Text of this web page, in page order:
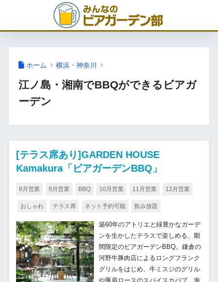
ホーム 横浜・神奈川
江ノ島・湘南でBBQができるビアガ
ーデン
[テラス席あり]GARDEN HOUSE
Kamakura「ビアガーデンBBQ」
8月営業 9月営業 BBQ 10月営業 11月営業 12月営業
おしゃれ テラス席 ネット予約可能 飲み放題
築60年のアトリエと緑豊かなガーデ
ンを生かしたテラスで楽しめる、期
間限定のビアガーデンBBQ。鎌倉の
河野牛豚肉店によるロングフランク
グリルをはじめ、牛ミスジのグリル
や豚肩ロースのスパイスカバブ、海